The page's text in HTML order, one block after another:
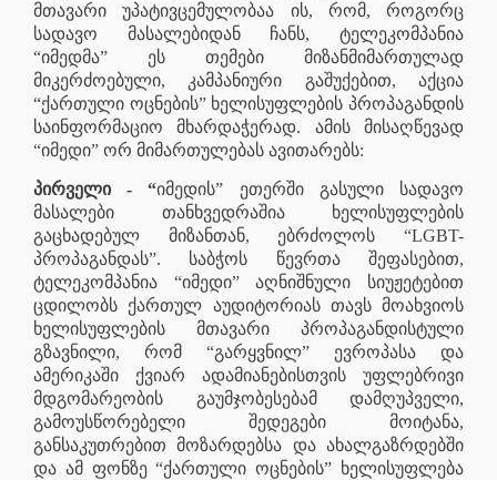
მთავარი უპატივცემულობაა ის, რომ, როგორც
სადავო მასალებიდან ჩანს, ტელეკომპანია
“იმედმა” ეს თემები მიზანმიმართულად
მიკერძოებული, კამპანიური გაშუქებით, აქცია
“ქართული ოცნების” ხელისუფლების პროპაგანდის
საინფორმაციო მხარდაჭერად. ამის მისაღწევად
“იმედი” ორ მიმართულებას ავითარებს:
პირველი - “იმედის” ეთერში გასული სადავო
მასალები თანხვედრაშია ხელისუფლების
გაცხადებულ მიზანთან, ებრძოლოს “LGBT-
პროპაგანდას”. საბჭოს წევრთა შეფასებით,
ტელეკომპანია “იმედი” აღნიშნული სიუჟეტებით
ცდილობს ქართულ აუდიტორიას თავს მოახვიოს
ხელისუფლების მთავარი პროპაგანდისტული
გზავნილი, რომ “გარყვნილ” ევროპასა და
ამერიკაში ქვიარ ადამიანებისთვის უფლებრივი
მდგომარეობის გაუმჯობესებამ დამღუპველი,
გამოუსწორებელი შედეგები მოიტანა,
განსაკუთრებით მოზარდებსა და ახალგაზრდებში
და ამ ფონზე “ქართული ოცნების” ხელისუფლება